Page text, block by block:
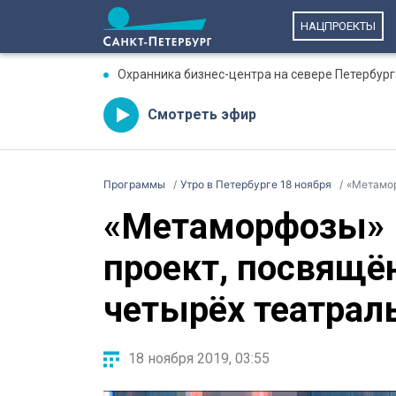
НАЦПРОЕКТЫ
Охранника бизнес-центра на севере
Смотреть эфир
Программы Утро в Петербурге 18 ноября
«Метаморфозы»
проект,
четырёх
18 ноября 2019, 03:55